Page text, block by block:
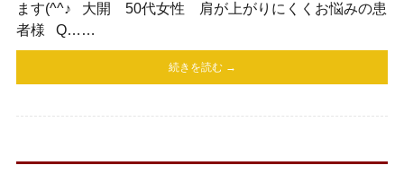
ます(^^♪ 大開 50代女性 肩が上がりにくくお悩みの患
者様 Q……
続きを読む →